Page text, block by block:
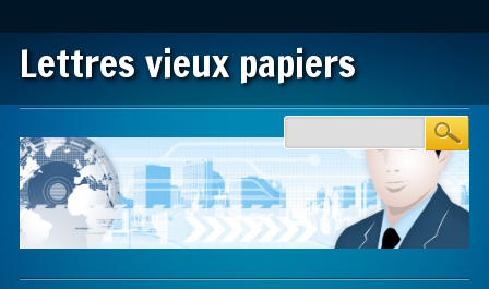
Lettres vieux papiers
Main menu